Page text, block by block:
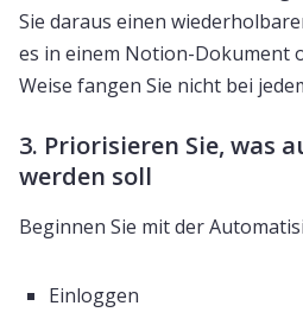
Sie daraus einen
es in einem Notion-Dokument
Weise fangen Sie nicht bei
3. Priorisieren Sie, was
werden soll
Beginnen Sie mit der
Einloggen